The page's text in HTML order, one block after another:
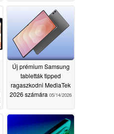
Új prémium Samsung
tabletták tipped
ragaszkodni MediaTek
2026 számára 05/14/2026